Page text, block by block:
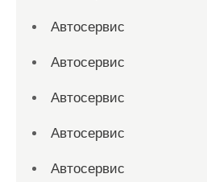
Автосервис
Автосервис
Автосервис
Автосервис
Автосервис